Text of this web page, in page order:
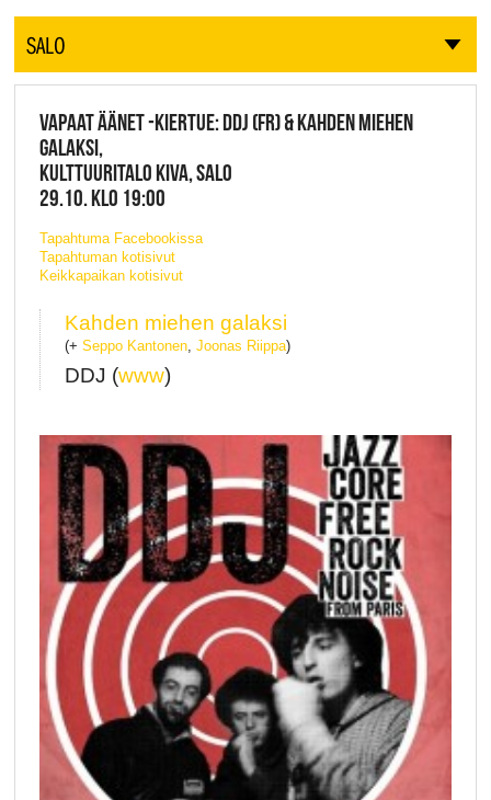
SALO
VAPAAT ÄÄNET -KIERTUE: DDJ (FR) & KAHDEN MIEHEN
GALAKSI,
KULTTUURITALO KIVA, SALO
29.10. KLO 19:00
Tapahtuma Facebookissa
Tapahtuman kotisivut
Keikkapaikan kotisivut
Kahden miehen galaksi
(+ Seppo Kantonen, Joonas Riippa)
DDJ (www)